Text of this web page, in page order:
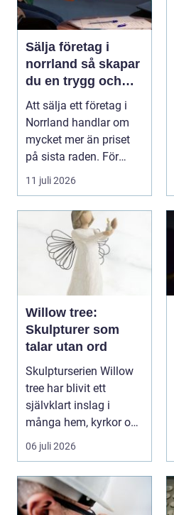
Sälja företag i
norrland så skapar
du en trygg och
lönsam affär
Att sälja ett företag i
Norrland handlar om
mycket mer än priset
på sista raden. För
många entrepren...
11 juli 2026
Willow tree:
Skulpturer som
talar utan ord
Skulpturserien Willow
tree har blivit ett
självklart inslag i
många hem, kyrkor och
kapel...
06 juli 2026